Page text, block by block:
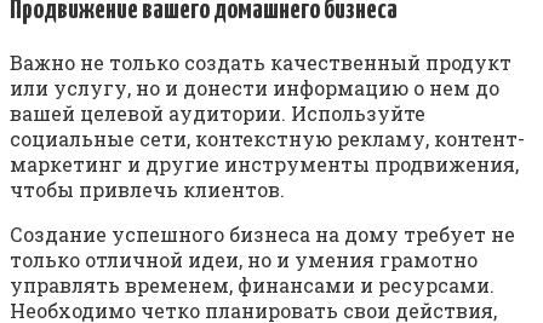
Продвижение вашего домашнего бизнеса
Важно не только создать качественный продукт
или услугу, но и донести информацию о нем до
вашей целевой аудитории. Используйте
социальные сети, контекстную рекламу, контент-
маркетинг и другие инструменты продвижения,
чтобы привлечь клиентов.
Создание успешного бизнеса на дому требует не
только отличной идеи, но и умения грамотно
управлять временем, финансами и ресурсами.
Необходимо четко планировать свои действия,